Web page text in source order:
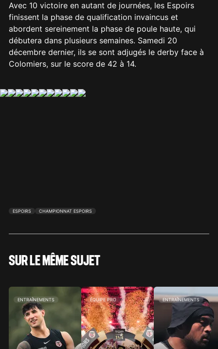
Avec 10 victoire en autant de journées, les Espoirs
finissent la phase de qualification invaincus et
abordent sereinement la phase de poule haute, qui
débutera dans plusieurs semaines. Samedi 20
décembre dernier, ils se sont adjugés le derby face à
Colomiers, sur le score de 42 à 14.
ESPOIRS CHAMPIONNAT ESPOIRS
SUR LE MÊME SUJET
ENTRAÎNEMENTS ÉQUIPE PRO ENTRAÎNEMENTS